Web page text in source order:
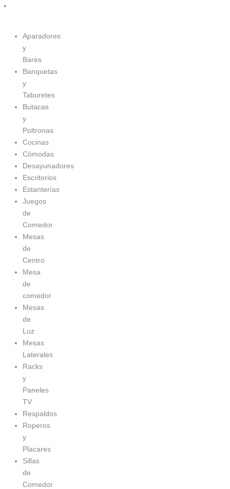
Aparadores
y
Bares
Banquetas
y
Taburetes
Butacas
y
Poltronas
Cocinas
Cómodas
Desayunadores
Escritorios
Estanterías
Juegos
de
Comedor
Mesas
de
Centro
Mesa
de
comedor
Mesas
de
Luz
Mesas
Laterales
Racks
y
Paneles
TV
Respaldos
Roperos
y
Placares
Sillas
de
Comedor